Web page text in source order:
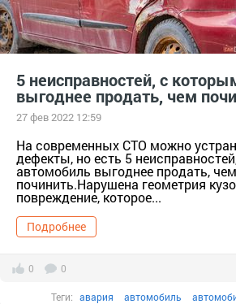
5 неисправностей, с
выгоднее продать, чем
27 фев 2022 12:59
На современных СТО можно
дефекты, но есть 5
автомобиль выгоднее продать,
починить.Нарушена геометрия
повреждение, которое...
Подробнее
0 0
Теги: авария автомобиль